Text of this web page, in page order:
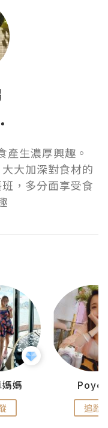
產生濃厚興趣。
大加深對食材的
，多分面享受食
媽
追蹤